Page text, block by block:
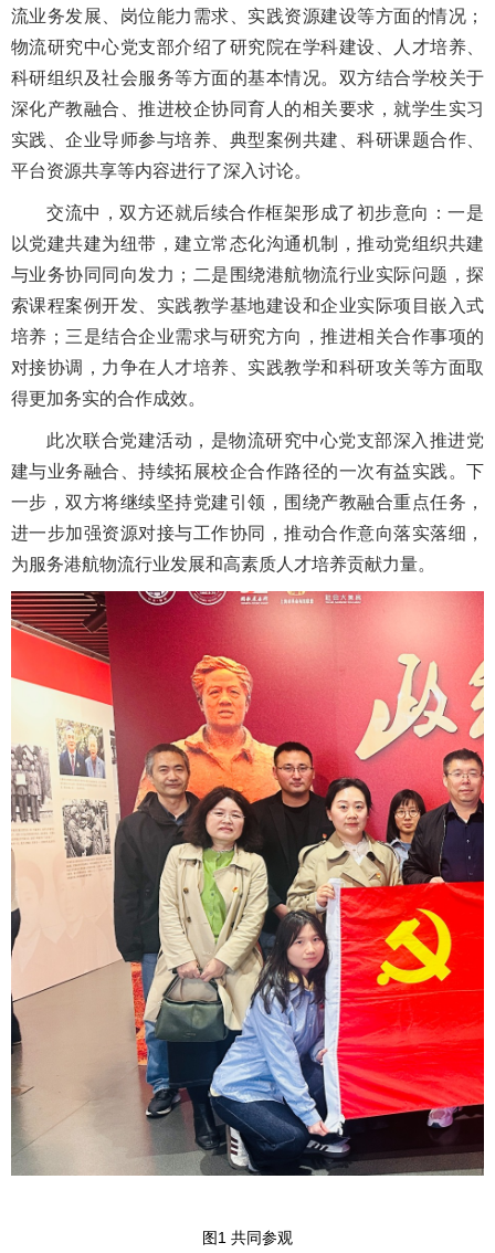
流业务发展、岗位能力需求、实践资源建设等方面的情况；
物流研究中心党支部介绍了研究院在学科建设、人才培养、
科研组织及社会服务等方面的基本情况。双方结合学校关于
深化产教融合、推进校企协同育人的相关要求，就学生实习
实践、企业导师参与培养、典型案例共建、科研课题合作、
平台资源共享等内容进行了深入讨论。
交流中，双方还就后续合作框架形成了初步意向：一是
以党建共建为纽带，建立常态化沟通机制，推动党组织共建
与业务协同同向发力；二是围绕港航物流行业实际问题，探
索课程案例开发、实践教学基地建设和企业实际项目嵌入式
培养；三是结合企业需求与研究方向，推进相关合作事项的
对接协调，力争在人才培养、实践教学和科研攻关等方面取
得更加务实的合作成效。
此次联合党建活动，是物流研究中心党支部深入推进党
建与业务融合、持续拓展校企合作路径的一次有益实践。下
一步，双方将继续坚持党建引领，围绕产教融合重点任务，
进一步加强资源对接与工作协同，推动合作意向落实落细，
为服务港航物流行业发展和高素质人才培养贡献力量。
图1 共同参观